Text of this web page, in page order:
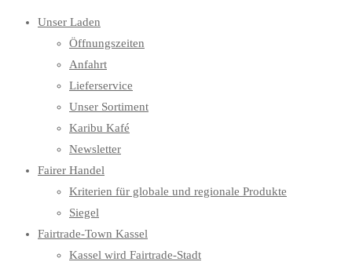
Unser Laden
Öffnungszeiten
Anfahrt
Lieferservice
Unser Sortiment
Karibu Kafé
Newsletter
Fairer Handel
Kriterien für globale und regionale Produkte
Siegel
Fairtrade-Town Kassel
Kassel wird Fairtrade-Stadt